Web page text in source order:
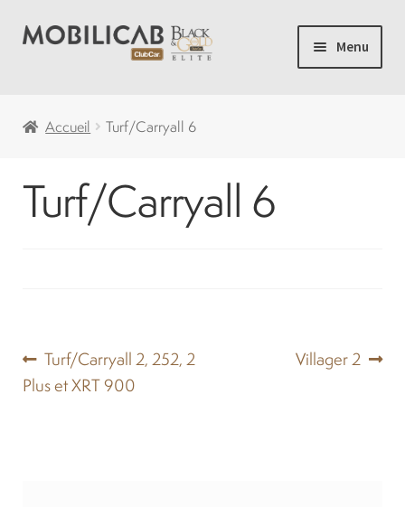
Aller
Aller
Menu
Voiturette de Golf
menu
Solde
Accueil Turf/Carryall 6
Turf/Carryall 6
Navigation
de
Article
précédent :
Turf/Carryall 2, 252, 2
Plus et XRT 900
Article
Villager 2